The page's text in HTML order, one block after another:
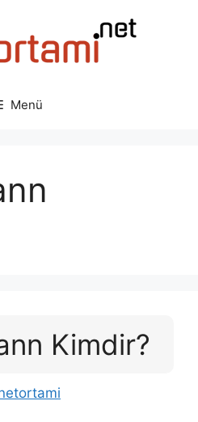
Menü
Kimdir?